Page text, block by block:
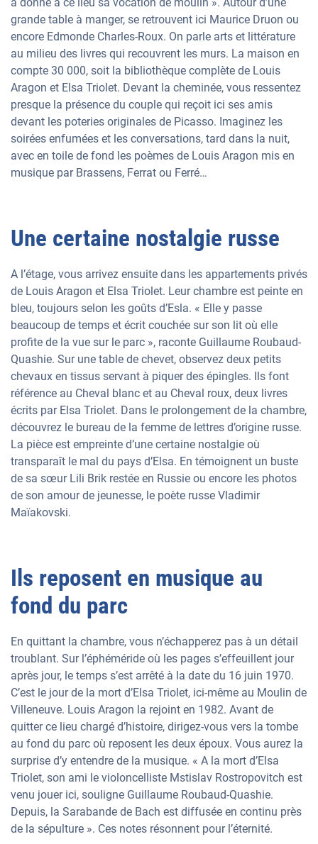
grande table à manger, se retrouvent ici Maurice Druon ou
encore Edmonde Charles-Roux. On parle arts et littérature
au milieu des livres qui recouvrent les murs. La maison en
compte 30 000, soit la bibliothèque complète de Louis
Aragon et Elsa Triolet. Devant la cheminée, vous ressentez
presque la présence du couple qui reçoit ici ses amis
devant les poteries originales de Picasso. Imaginez les
soirées enfumées et les conversations, tard dans la nuit,
avec en toile de fond les poèmes de Louis Aragon mis en
musique par Brassens, Ferrat ou Ferré…
Une certaine nostalgie russe
A l’étage, vous arrivez ensuite dans les appartements privés
de Louis Aragon et Elsa Triolet. Leur chambre est peinte en
bleu, toujours selon les goûts d’Esla. « Elle y passe
beaucoup de temps et écrit couchée sur son lit où elle
profite de la vue sur le parc », raconte Guillaume Roubaud-
Quashie. Sur une table de chevet, observez deux petits
chevaux en tissus servant à piquer des épingles. Ils font
référence au Cheval blanc et au Cheval roux, deux livres
écrits par Elsa Triolet. Dans le prolongement de la chambre,
découvrez le bureau de la femme de lettres d’origine russe.
La pièce est empreinte d’une certaine nostalgie où
transparaît le mal du pays d’Elsa. En témoignent un buste
de sa sœur Lili Brik restée en Russie ou encore les photos
de son amour de jeunesse, le poète russe Vladimir
Maïakovski.
Ils reposent en musique au
fond du parc
En quittant la chambre, vous n’échapperez pas à un détail
troublant. Sur l’éphéméride où les pages s’effeuillent jour
après jour, le temps s’est arrêté à la date du 16 juin 1970.
C’est le jour de la mort d’Elsa Triolet, ici-même au Moulin de
Villeneuve. Louis Aragon la rejoint en 1982. Avant de
quitter ce lieu chargé d’histoire, dirigez-vous vers la tombe
au fond du parc où reposent les deux époux. Vous aurez la
surprise d’y entendre de la musique. « A la mort d’Elsa
Triolet, son ami le violoncelliste Mstislav Rostropovitch est
venu jouer ici, souligne Guillaume Roubaud-Quashie.
Depuis, la Sarabande de Bach est diffusée en continu près
de la sépulture ». Ces notes résonnent pour l’éternité.